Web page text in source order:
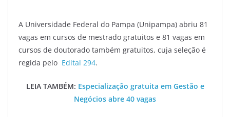
A Universidade Federal do Pampa (Unipampa) abriu 81
vagas em cursos de mestrado gratuitos e 81 vagas em
cursos de doutorado também gratuitos, cuja seleção é
regida pelo Edital 294.
LEIA TAMBÉM: Especialização gratuita em Gestão e
Negócios abre 40 vagas